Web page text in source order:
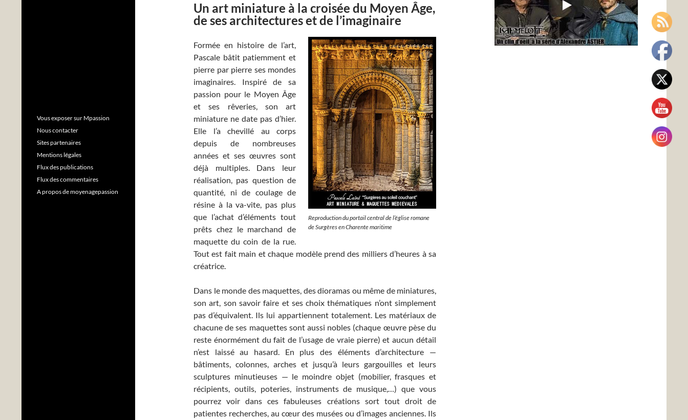
Un art miniature à la croisée du Moyen Âge,
de ses architectures et de l’imaginaire
Reproduction du portail central de l’église romane
de Surgères en Charente maritime
Formée en histoire de l’art,
Pascale bâtit patiemment et
pierre par pierre ses mondes
imaginaires. Inspiré de sa
passion pour le Moyen Âge
et ses rêveries, son art
miniature ne date pas d’hier.
Elle l’a chevillé au corps
depuis de nombreuses
années et ses œuvres sont
déjà multiples. Dans leur
réalisation, pas question de
quantité, ni de coulage de
résine à la va-vite, pas plus
que l’achat d’éléments tout
prêts chez le marchand de
maquette du coin de la rue.
Tout est fait main et chaque modèle prend des milliers d’heures à sa
créatrice.
Dans le monde des maquettes, des dioramas ou même de miniatures,
son art, son savoir faire et ses choix thématiques n’ont simplement
pas d’équivalent. Ils lui appartiennent totalement. Les matériaux de
chacune de ses maquettes sont aussi nobles (chaque œuvre pèse du
reste énormément du fait de l’usage de vraie pierre) et aucun détail
n’est laissé au hasard. En plus des éléments d’architecture —
bâtiments, colonnes, arches et jusqu’à leurs gargouilles et leurs
sculptures minutieuses — le moindre objet (mobilier, frasques et
récipients, outils, poteries, instruments de musique,…) que vous
pourrez voir dans ces fabuleuses créations sort tout droit de
patientes recherches, au cœur des musées ou d’images anciennes. Ils
Vous exposer sur Mpassion
Nous contacter
Sites partenaires
Mentions légales
Flux des publications
Flux des commentaires
A propos de moyenagepassion